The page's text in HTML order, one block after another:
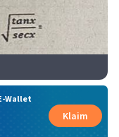
Wallet
Klaim